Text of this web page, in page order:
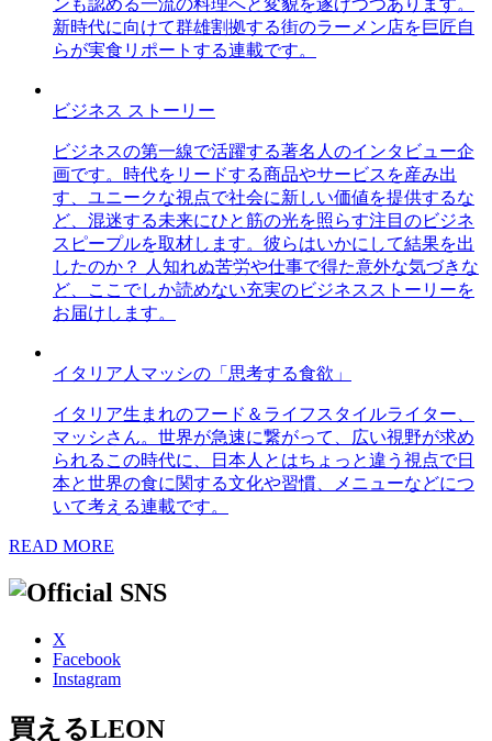
ンも認める一流の料理へと変貌を遂げつつあります。
新時代に向けて群雄割拠する街のラーメン店を巨匠自
らが実食リポートする連載です。
ビジネス ストーリー
ビジネスの第一線で活躍する著名人のインタビュー企
画です。時代をリードする商品やサービスを産み出
す、ユニークな視点で社会に新しい価値を提供するな
ど、混迷する未来にひと筋の光を照らす注目のビジネ
スピープルを取材します。彼らはいかにして結果を出
したのか？ 人知れぬ苦労や仕事で得た意外な気づきな
ど、ここでしか読めない充実のビジネスストーリーを
お届けします。
イタリア人マッシの「思考する食欲」
イタリア生まれのフード＆ライフスタイルライター、
マッシさん。世界が急速に繋がって、広い視野が求め
られるこの時代に、日本人とはちょっと違う視点で日
本と世界の食に関する文化や習慣、メニューなどにつ
いて考える連載です。
READ MORE
X
Facebook
Instagram
買えるLEON